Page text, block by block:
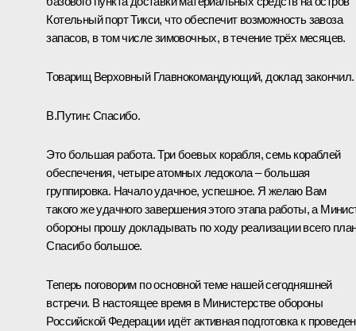
Котельный порт Тикси, что обеспечит возможность завоза
запасов, в том числе зимовочных, в течение трёх месяцев.
Товарищ Верховный Главнокомандующий, доклад закончил.
В.Путин: Спасибо.
Это большая работа. Три боевых корабля, семь кораблей
обеспечения, четыре атомных ледокола – большая
группировка. Начало удачное, успешное. Я желаю Вам
такого же удачного завершения этого этапа работы, а
обороны прошу докладывать по ходу реализации всего
Спасибо большое.
Теперь поговорим по основной теме нашей сегодняшней
встречи. В настоящее время в Министерстве обороны
Российской Федерации идёт активная подготовка к